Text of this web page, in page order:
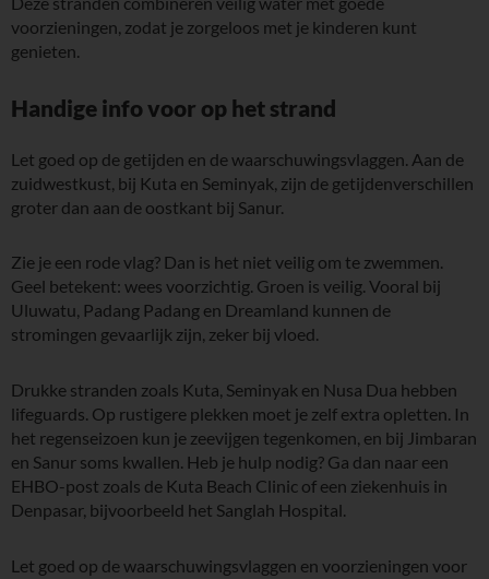
voorzieningen, zodat je zorgeloos met je kinderen kunt
genieten.
Handige info voor op het strand
Let goed op de getijden en de waarschuwingsvlaggen. Aan de
zuidwestkust, bij Kuta en Seminyak, zijn de getijdenverschillen
groter dan aan de oostkant bij Sanur.
Zie je een rode vlag? Dan is het niet veilig om te zwemmen.
Geel betekent: wees voorzichtig. Groen is veilig. Vooral bij
Uluwatu, Padang Padang en Dreamland kunnen de
stromingen gevaarlijk zijn, zeker bij vloed.
Drukke stranden zoals Kuta, Seminyak en Nusa Dua hebben
lifeguards. Op rustigere plekken moet je zelf extra opletten. In
het regenseizoen kun je zeevijgen tegenkomen, en bij Jimbaran
en Sanur soms kwallen. Heb je hulp nodig? Ga dan naar een
EHBO-post zoals de Kuta Beach Clinic of een ziekenhuis in
Denpasar, bijvoorbeeld het Sanglah Hospital.
Let goed op de waarschuwingsvlaggen en voorzieningen voor